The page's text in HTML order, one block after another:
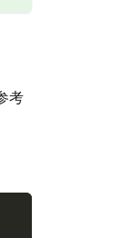
考